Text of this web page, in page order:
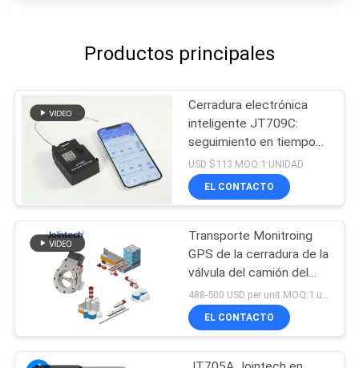
Productos principales
Cerradura electrónica
inteligente JT709C:
seguimiento en tiempo
real y desbloqueo
remoto
USD $113 MOQ:1 UNIDAD
EL CONTACTO
Transporte Monitroing
GPS de la cerradura de la
válvula del camión del
tanque de aceite que
coloca el seguimiento
EL CONTACTO